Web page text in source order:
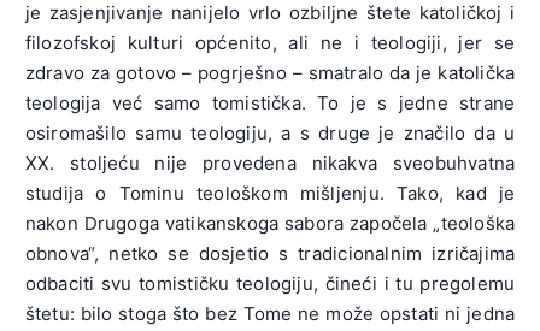
je zasjenjivanje nanijelo vrlo ozbiljne štete katoličkoj i
filozofskoj kulturi općenito, ali ne i teologiji, jer se
zdravo za gotovo – pogrješno – smatralo da je katolička
teologija već samo tomistička. To je s jedne strane
osiromašilo samu teologiju, a s druge je značilo da u
XX. stoljeću nije provedena nikakva sveobuhvatna
studija o Tominu teološkom mišljenju. Tako, kad je
nakon Drugoga vatikanskoga sabora započela „teološka
obnova“, netko se dosjetio s tradicionalnim izričajima
odbaciti svu tomističku teologiju, čineći i tu pregolemu
štetu: bilo stoga što bez Tome ne može opstati ni jedna